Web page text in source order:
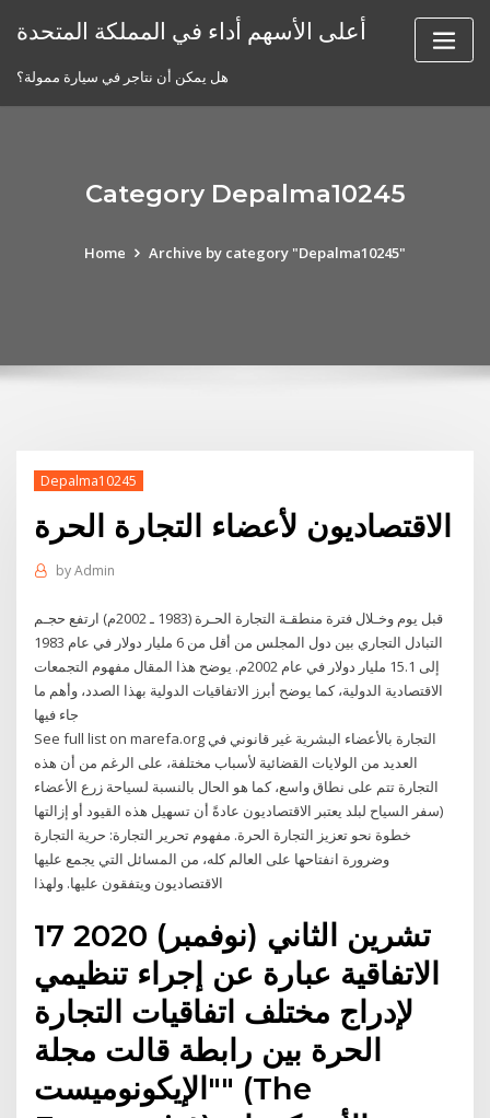
أعلى الأسهم أداء في المملكة المتحدة
هل يمكن أن نتاجر في سيارة ممولة؟
Category Depalma10245
Home Archive by category "Depalma10245"
Depalma10245
الاقتصاديون لأعضاء التجارة الحرة
byAdmin
قبل يوم وخـلال فترة منطقـة التجارة الحـرة (1983 ـ 2002م) ارتفع حجـم
التبادل التجاري بين دول المجلس من أقل من 6 مليار دولار في عام 1983
إلى 15.1 مليار دولار في عام 2002م. يوضح هذا المقال مفهوم التجمعات
الاقتصادية الدولية، كما يوضح أبرز الاتفاقيات الدولية بهذا الصدد، وأهم ما
جاء فيها
See full list on marefa.org التجارة بالأعضاء البشرية غير قانوني في
العديد من الولايات القضائية لأسباب مختلفة، على الرغم من أن هذه
التجارة تتم على نطاق واسع، كما هو الحال بالنسبة لسياحة زرع الأعضاء
(سفر السياح لبلد يعتبر الاقتصاديون عادةً أن تسهيل هذه القيود أو إزالتها
خطوة نحو تعزيز التجارة الحرة. مفهوم تحرير التجارة: حرية التجارة
وضرورة انفتاحها على العالم كله، من المسائل التي يجمع عليها
الاقتصاديون ويتفقون عليها. ولهذا
17 تشرين الثاني (نوفمبر) 2020
الاتفاقية عبارة عن إجراء تنظيمي
لإدراج مختلف اتفاقيات التجارة
الحرة بين رابطة قالت مجلة
"الإيكونوميست" (The